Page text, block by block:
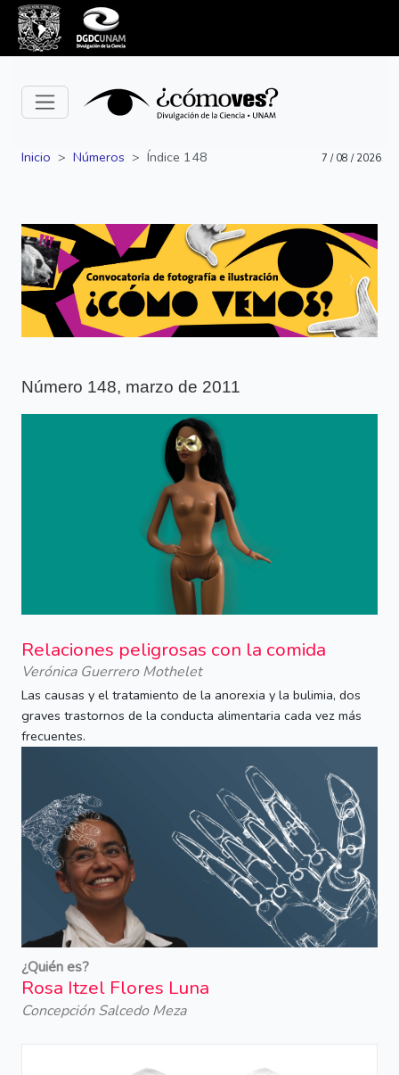
Inicio Números Índice 148 7 / 08 / 2026
Siguiente Anterior
Número 148, marzo de 2011
Relaciones peligrosas con la comida
Verónica Guerrero Mothelet
Las causas y el tratamiento de la anorexia y la bulimia, dos
graves trastornos de la conducta alimentaria cada vez más
frecuentes.
¿Quién es?
Rosa Itzel Flores Luna
Concepción Salcedo Meza